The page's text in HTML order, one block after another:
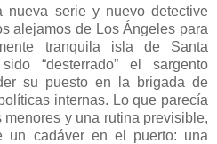
nueva serie y nuevo detective
alejamos de Los Ángeles para
tranquila isla de Santa
“desterrado” el sargento
su puesto en la brigada de
internas. Lo que parecía
y una rutina previsible,
un cadáver en el puerto: una